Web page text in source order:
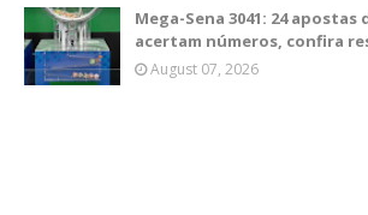
Mega-Sena 3041: 24
acertam números, confira
August 07, 2026